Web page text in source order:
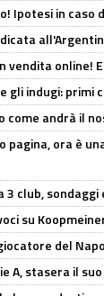
Ipotesi in caso
vendita online!
gli indugi: primi
come andrà il
pagina, ora è
3 club,
su
del
A, stasera il